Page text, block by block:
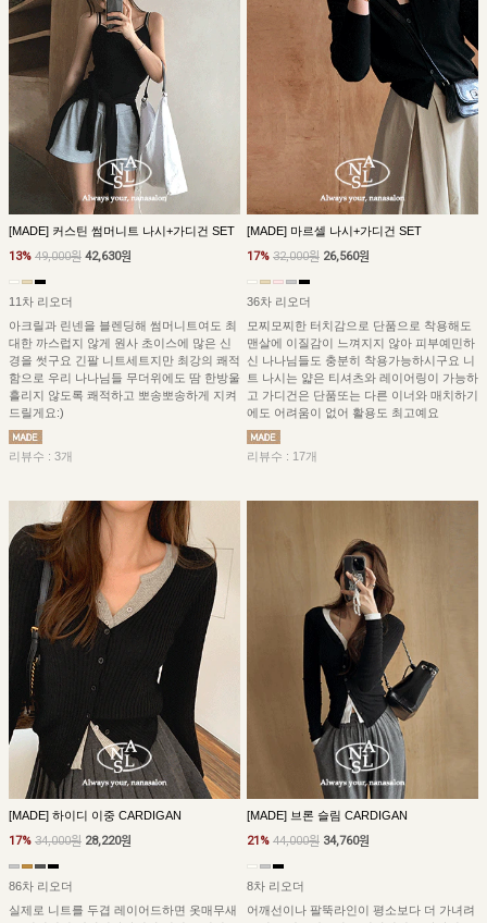
[MADE] 커스틴 썸머니트 나시+가디건 SET
13% 49,000원 42,630원
11차 리오더
아크릴과 린넨을 블렌딩해 썸머니트여도 최
대한 까스럽지 않게 원사 초이스에 많은 신
경을 썻구요 긴팔 니트세트지만 최강의 쾌적
함으로 우리 나나님들 무더위에도 땀 한방울
흘리지 않도록 쾌적하고 뽀송뽀송하게 지켜
드릴게요:)
리뷰수 : 3개
[MADE] 마르셀 나시+가디건 SET
17% 32,000원 26,560원
36차 리오더
모찌모찌한 터치감으로 단품으로 착용해도
맨살에 이질감이 느껴지지 않아 피부예민하
신 나나님들도 충분히 착용가능하시구요 니
트 나시는 얇은 티셔츠와 레이어링이 가능하
고 가디건은 단품또는 다른 이너와 매치하기
에도 어려움이 없어 활용도 최고예요
리뷰수 : 17개
[MADE] 하이디 이중 CARDIGAN
17% 34,000원 28,220원
86차 리오더
실제로 니트를 두겹 레이어드하면 옷매무새
[MADE] 브론 슬림 CARDIGAN
21% 44,000원 34,760원
8차 리오더
어깨선이나 팔뚝라인이 평소보다 더 가녀려